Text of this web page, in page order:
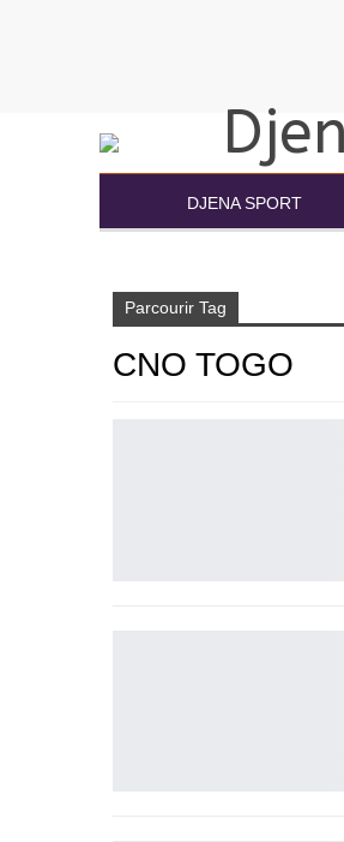
DJENA SPORT
Parcourir Tag
CNO TOGO